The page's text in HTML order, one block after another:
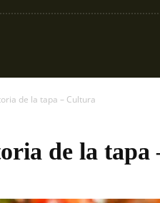
de la tapa – Cultura
de la